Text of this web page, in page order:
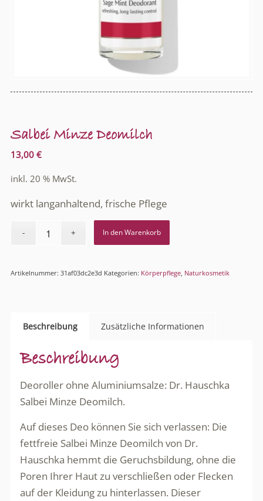
Salbei Minze Deomilch
13,00 €
inkl. 20 % MwSt.
wirkt langanhaltend, frische Pflege
In den Warenkorb
Artikelnummer: 31af03dc2e3d Kategorien: Körperpflege, Naturkosmetik
Beschreibung Zusätzliche Informationen
Beschreibung
Deoroller ohne Aluminiumsalze: Dr. Hauschka
Salbei Minze Deomilch.
Auf dieses Deo können Sie sich verlassen: Die
fettfreie Salbei Minze Deomilch von Dr.
Hauschka hemmt die Geruchsbildung, ohne die
Poren Ihrer Haut zu verschließen oder Flecken
auf der Kleidung zu hinterlassen. Dieser